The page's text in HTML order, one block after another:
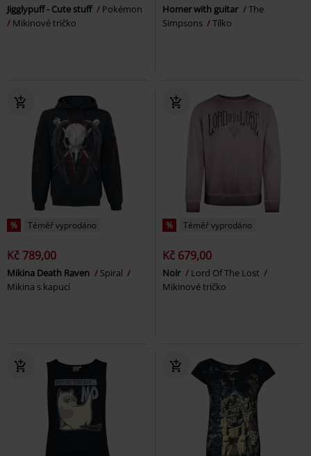
Jigglypuff - Cute stuff
Pokémon
Mikinové tričko
Homer with guitar
The
Simpsons
Tílko
% Téměř vyprodáno
Kč 789,00
Mikina Death Raven
Spiral
Mikina s kapucí
% Téměř vyprodáno
Kč 679,00
Noir
Lord Of The Lost
Mikinové tričko